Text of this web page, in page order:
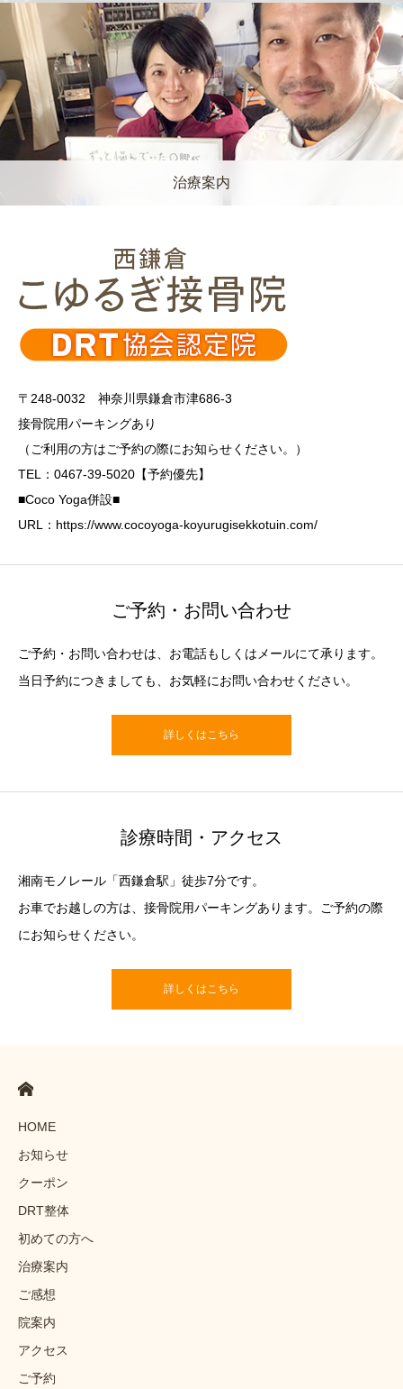
治療案内
〒248-0032 神奈川県鎌倉市津686-3
接骨院用パーキングあり
（ご利用の方はご予約の際にお知らせください。）
TEL：0467-39-5020【予約優先】
■Coco Yoga併設■
URL：https://www.cocoyoga-koyurugisekkotuin.com/
ご予約・お問い合わせ
ご予約・お問い合わせは、お電話もしくはメールにて承ります。
当日予約につきましても、お気軽にお問い合わせください。
詳しくはこちら
診療時間・アクセス
湘南モノレール「西鎌倉駅」徒歩7分です。
お車でお越しの方は、接骨院用パーキングあります。ご予約の際
にお知らせください。
詳しくはこちら
HOME
お知らせ
クーポン
DRT整体
初めての方へ
治療案内
ご感想
院案内
アクセス
ご予約